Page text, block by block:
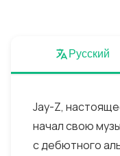
Русский
Jay-Z,
начал свою
с дебютного